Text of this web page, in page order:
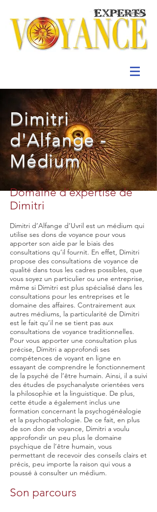
Dimitri
d'Alfange -
Médium
Domaine d’expertise de
Dimitri
Dimitri d’Alfange d’Uvril est un médium qui
utilise ses dons de voyance pour vous
apporter son aide par le biais des
consultations qu’il fournit. En effet, Dimitri
propose des consultations de voyance de
qualité dans tous les cadres possibles, que
vous soyez un particulier ou une entreprise,
même si Dimitri est plus spécialisé dans les
consultations pour les entreprises et le
domaine des affaires. Contrairement aux
autres médiums, la particularité de Dimitri
est le fait qu’il ne se tient pas aux
consultations de voyance traditionnelles.
Pour vous apporter une consultation plus
précise, Dimitri a approfondi ses
compétences de voyant en ligne en
essayant de comprendre le fonctionnement
de la psyché de l’être humain. Ainsi, il a suivi
des études de psychanalyste orientées vers
la philosophie et la linguistique. De plus,
cette étude a également inclus une
formation concernant la psychogénéalogie
et la psychopathologie. De ce fait, en plus
de son don de voyance, Dimitri a voulu
approfondir un peu plus le domaine
psychique de l’être humain, vous
permettant de recevoir des conseils clairs et
précis, peu importe la raison qui vous a
poussé à consulter un médium.
Son parcours